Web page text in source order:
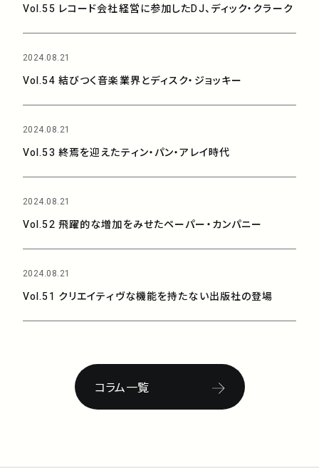
Vol.55 レコード会社経営に参加したDJ、ディック・クラーク
2024.08.21
Vol.54 結びつく音楽業界とディスク・ジョッキー
2024.08.21
Vol.53 終焉を迎えたティン・パン・アレイ時代
2024.08.21
Vol.52 飛躍的な増加をみせたペーパー・カンパニー
2024.08.21
Vol.51 クリエイティヴな機能を持たない出版社の登場
コラム一覧